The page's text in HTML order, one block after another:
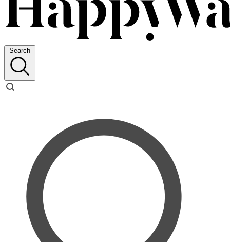
Search